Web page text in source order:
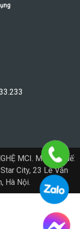
City, 23 Lê Văn
Hà Nội.